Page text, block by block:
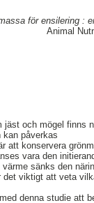
för ensilering :
Animal
jäst och mögel
kan påverkas
att konservera
vara den
sänks den
viktigt att veta
denna studie att